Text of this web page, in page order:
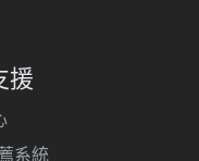
援
系統